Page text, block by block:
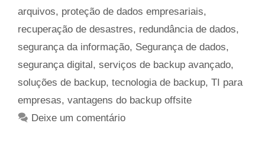
arquivos, proteção de dados empresariais,
recuperação de desastres, redundância de dados,
segurança da informação, Segurança de dados,
segurança digital, serviços de backup avançado,
soluções de backup, tecnologia de backup, TI para
empresas, vantagens do backup offsite
Deixe um comentário